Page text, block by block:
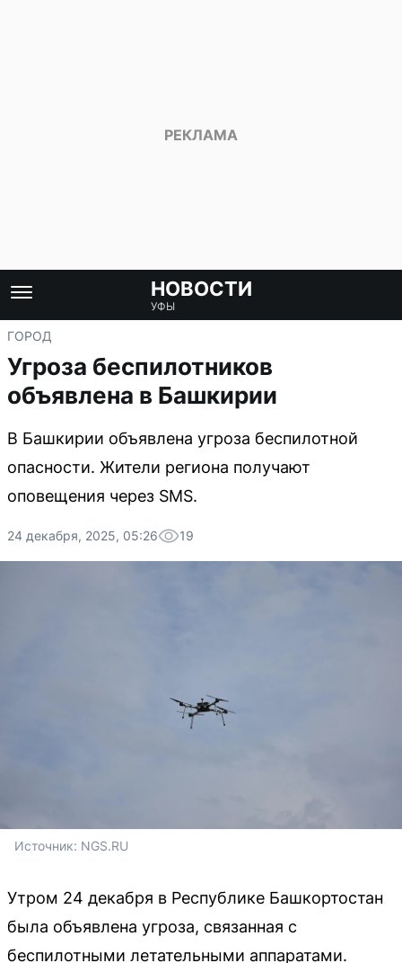
НОВОСТИ
УФЫ
ГОРОД
Угроза беспилотников
объявлена в Башкирии
В Башкирии объявлена угроза беспилотной
опасности. Жители региона получают
оповещения через SMS.
24 декабря, 2025, 05:26 19
Источник: NGS.RU
Утром 24 декабря в Республике Башкортостан
была объявлена угроза, связанная с
беспилотными летательными аппаратами.